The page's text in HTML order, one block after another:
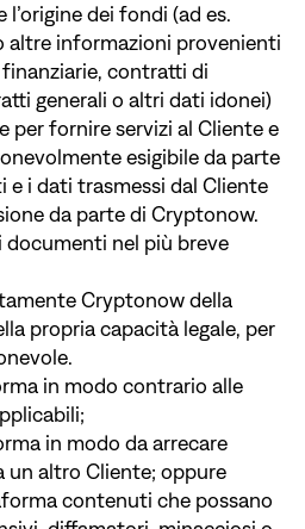
dei fondi (ad es.
altre informazioni provenienti
contratti di
generali o altri dati idonei)
per fornire servizi al Cliente e
esigibile da parte
e i dati trasmessi dal Cliente
da parte di Cryptonow.
nel più breve
Cryptonow della
propria capacità legale, per
in modo contrario alle
in modo da arrecare
un altro Cliente; oppure
contenuti che possano